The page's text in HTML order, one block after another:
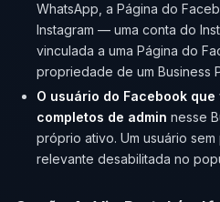
WhatsApp, a Página do
Instagram — uma conta do
vinculada a uma Página do
propriedade de um Business
O usuário do Facebook
completos de admin nesse
próprio ativo. Um usuário
relevante desabilitada no